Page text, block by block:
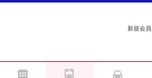
新規会